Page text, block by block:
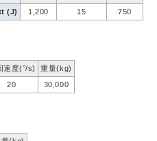
(J)
1,200 15 750
速度(°/s)
重量(kg)
20 30,000